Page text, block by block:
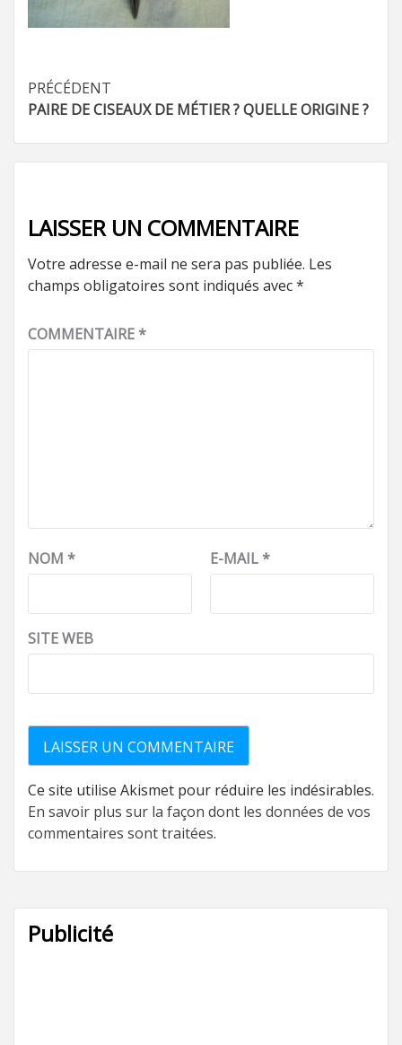
Navigation
d’article
PRÉCÉDENT
PAIRE DE CISEAUX DE MÉTIER ? QUELLE ORIGINE ?
LAISSER UN COMMENTAIRE
Votre adresse e-mail ne sera pas publiée. Les
champs obligatoires sont indiqués avec*
COMMENTAIRE*
NOM * E-MAIL*
SITE WEB
Ce site utilise Akismet pour réduire les indésirables.
En savoir plus sur la façon dont les données de vos
commentaires sont traitées.
Publicité